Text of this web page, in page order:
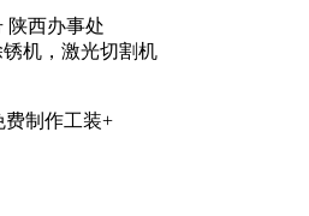
陕西办事处
机，激光切割机
费制作工装+